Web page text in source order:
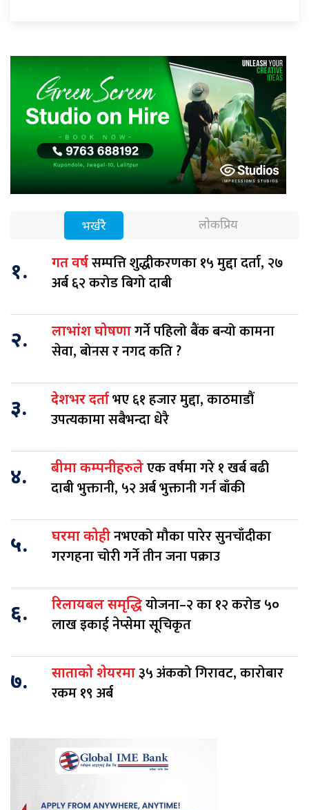
भर्खरै लोकप्रिय
१. गत वर्षसम्पत्ति शुद्धीकरणका १५ मुद्दा दर्ता, २७
अर्ब ६२ करोड बिगो दाबी
२. लाभांश घोषणागर्ने पहिलो बैंक बन्यो कामना
सेवा, बोनस र नगद कति ?
३. देशभर दर्ताभए ६१ हजार मुद्दा, काठमाडौं
उपत्यकामा सबैभन्दा धेरै
४. बीमा कम्पनीहरुलेएक वर्षमा गरे १ खर्ब बढी
दाबी भुक्तानी, ५२ अर्ब भुक्तानी गर्न बाँकी
५. घरमा कोहीनभएको मौका पारेर सुनचाँदीका
गरगहना चोरी गर्ने तीन जना पक्राउ
६. रिलायबल समृद्धियोजना–२ का १२ करोड ५०
लाख इकाई नेप्सेमा सूचिकृत
७. साताको शेयरमा३५ अंकको गिरावट, कारोबार
रकम १९ अर्ब